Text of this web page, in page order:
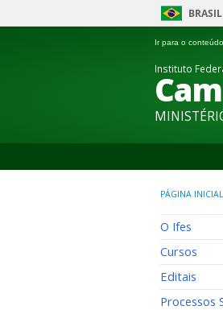
BRASIL
Ir para o conteúdo
Instituto
PÁGINA INICIAL
O Ifes
Cursos
Editais
Processos